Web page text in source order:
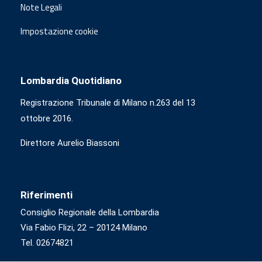
Note Legali
Impostazione cookie
Lombardia Quotidiano
Registrazione Tribunale di Milano n.263 del 13
ottobre 2016.
Direttore Aurelio Biassoni
Riferimenti
Consiglio Regionale della Lombardia
Via Fabio Flizi, 22 – 20124 Milano
Tel. 02674821